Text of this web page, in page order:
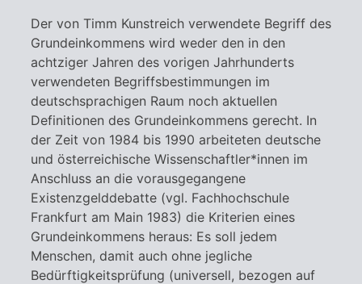
Der von Timm Kunstreich verwendete Begriff des
Grundeinkommens wird weder den in den
achtziger Jahren des vorigen Jahrhunderts
verwendeten Begriffsbestimmungen im
deutschsprachigen Raum noch aktuellen
Definitionen des Grundeinkommens gerecht. In
der Zeit von 1984 bis 1990 arbeiteten deutsche
und österreichische Wissenschaftler*innen im
Anschluss an die vorausgegangene
Existenzgelddebatte (vgl. Fachhochschule
Frankfurt am Main 1983) die Kriterien eines
Grundeinkommens heraus: Es soll jedem
Menschen, damit auch ohne jegliche
Bedürftigkeitsprüfung (universell, bezogen auf